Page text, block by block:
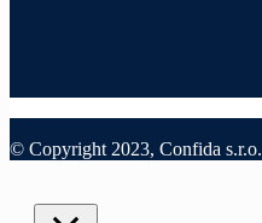
© Copyright 2023, Confida s.r.o.